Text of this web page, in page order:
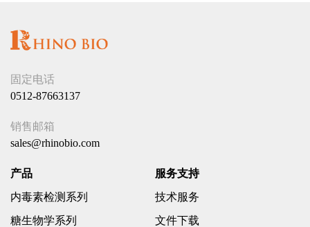
固定电话
0512-87663137
销售邮箱
sales@rhinobio.com
产品
内毒素检测系列
糖生物学系列
服务支持
技术服务
文件下载